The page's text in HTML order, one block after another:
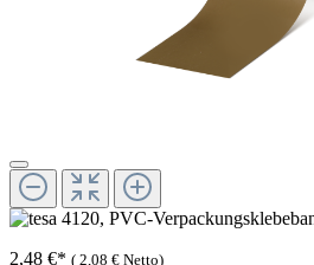
2,48 €* ( 2,08 € Netto)